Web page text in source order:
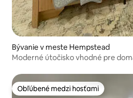
Bývanie v meste Hempstead
Moderné útočisko vhodné pre
Obľúbené medzi hosťami
Obľúbené medzi hosťami